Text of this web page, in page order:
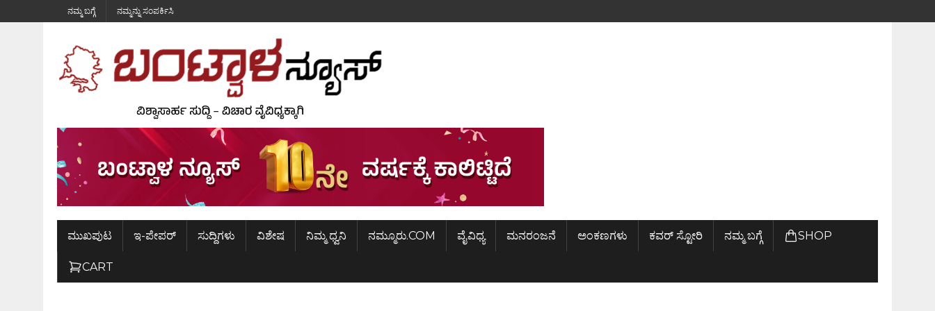
ನಮ್ಮ ಬಗ್ಗೆ ನಮ್ಮನ್ನು ಸಂಪರ್ಕಿಸಿ
ಮುಖಪುಟ ಇ-ಪೇಪರ್ ಸುದ್ದಿಗಳು ವಿಶೇಷ ನಿಮ್ಮ ಧ್ವನಿ ನಮ್ಮೂರು.COM ವೈವಿಧ್ಯ ಮನರಂಜನೆ ಅಂಕಣಗಳು ಕವರ್ ಸ್ಟೋರಿ ನಮ್ಮ ಬಗ್ಗೆ SHOP
CART